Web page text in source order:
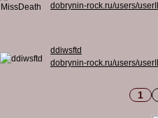
dobrynin-rock.ru/users/
ddiwsftd
dobrynin-rock.ru/users/
1